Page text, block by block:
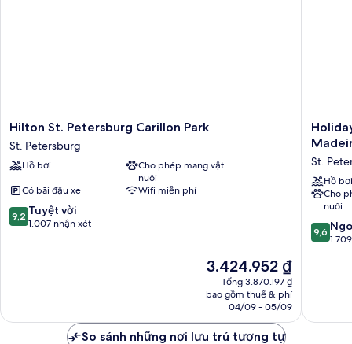
Hilton
St.
Petersburg
Carillon
St.
Petersburg
Hilton St. Petersburg Carillon Park
St. Petersburg
Hồ bơi
Cho phép mang vật
nuôi
Có bãi đậu xe
Wifi miễn phí
9.2
trên
9,2 Tuyệt vời
1.007 nhận xét
Giá
hiện
tại
3.424.952 ₫
3.424.952 ₫
Tổng 3.870.197 ₫
bao gồm thuế & phí
04/09 - 05/09
Holiday
Inn
&
Suites
St.
-
Madeira
St.
Hồ bơi
Cho
nuôi
9.6
trên
xét
9,6
So sánh những nơi lưu trú tương tự